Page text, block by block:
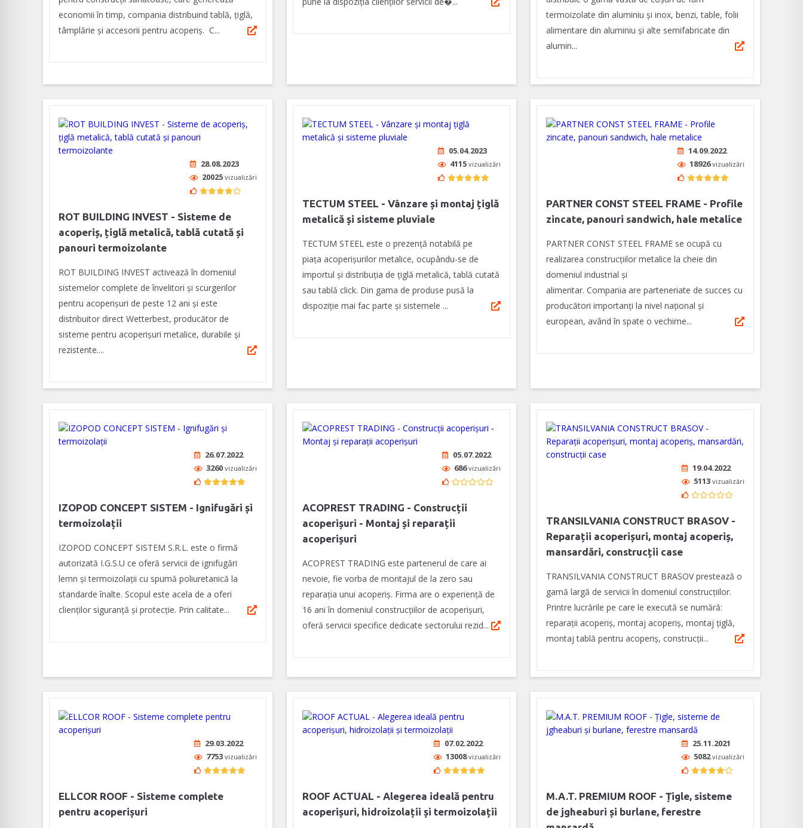
economii în timp, compania distribuind tablă, țiglă,
tâmplărie și accesorii pentru acoperiș. C...
termoizolate din aluminiu și inox, benzi, table, folii
alimentare din aluminiu și alte semifabricate din
alumin...
28.08.2023
20025 vizualizări
ROT BUILDING INVEST - Sisteme de
acoperiș, țiglă metalică, tablă cutată și
panouri termoizolante
ROT BUILDING INVEST activează în domeniul
sistemelor complete de învelitori și scurgerilor
pentru acoperișuri de peste 12 ani și este
distribuitor direct Wetterbest, producător de
sisteme pentru acoperişuri metalice, durabile și
rezistente....
05.04.2023
4115 vizualizări
TECTUM STEEL - Vânzare și montaj țiglă
metalică și sisteme pluviale
TECTUM STEEL este o prezență notabilă pe
piața acoperișurilor metalice, ocupându-se de
importul și distribuția de țiglă metalică, tablă cutată
sau tablă click. Din gama de produse pusă la
dispoziție mai fac parte și sistemele ...
14.09.2022
18926vizualizări
PARTNER CONST STEEL FRAME - Profile
zincate, panouri sandwich, hale metalice
PARTNER CONST STEEL FRAME se ocupă cu
realizarea construcțiilor metalice la cheie din
domeniul industrial și
alimentar. Compania are parteneriate de succes cu
producători importanți la nivel național și
european, având în spate o vechime...
26.07.2022
3260 vizualizări
IZOPOD CONCEPT SISTEM - Ignifugări și
termoizolații
IZOPOD CONCEPT SISTEM S.R.L. este o firmă
autorizată I.G.S.U ce oferă servicii de ignifugări
lemn și termoizolații cu spumă poliuretanică la
standarde înalte. Scopul este acela de a oferi
clienților siguranță și protecție. Prin calitate...
05.07.2022
686vizualizări
ACOPREST TRADING - Construcții
acoperișuri - Montaj și reparații
acoperișuri
ACOPREST TRADING este partenerul de care ai
nevoie, fie vorba de montajul de la zero sau
reparația unui acoperiș. Firma are o experiență de
16 ani în domeniul construcțiilor de acoperișuri,
oferă servicii specifice dedicate sectorului rezid...
19.04.2022
5113 vizualizări
TRANSILVANIA CONSTRUCT BRASOV -
Reparații acoperișuri, montaj acoperiș,
mansardări, construcții case
TRANSILVANIA CONSTRUCT BRASOV prestează o
gamă largă de servicii în domeniul construcțiilor.
Printre lucrările pe care le execută se numără:
reparații acoperiș, montaj acoperiș, montaj țiglă,
montaj tablă pentru acoperiș, construcții...
29.03.2022
7753 vizualizări
ELLCOR ROOF - Sisteme complete
pentru acoperișuri
07.02.2022
13008vizualizări
ROOF ACTUAL - Alegerea ideală pentru
acoperișuri, hidroizolații și termoizolații
25.11.2021
5082vizualizări
M.A.T. PREMIUM ROOF - Țigle, sisteme
de jgheaburi și burlane, ferestre